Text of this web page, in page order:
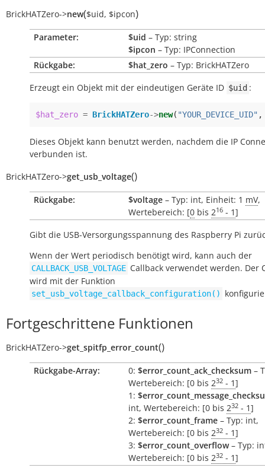
BrickHATZero->new($uid, $ipcon)
Parameter: $uid – Typ: string
$ipcon – Typ: IPConnection
Rückgabe:
$hat_zero – Typ: BrickHATZero
Erzeugt ein Objekt mit der eindeutigen Geräte ID $uid :
$hat_zero = BrickHATZero->new( "YOUR_DEVICE_UID" ,
Dieses Objekt kann benutzt werden, nachdem die IP
verbunden ist.
BrickHATZero->get_usb_voltage()
Rückgabe: $voltage – Typ: int, Einheit: 1 mV,
Wertebereich: [0 bis 216 - 1]
Gibt die USB-Versorgungsspannung des Raspberry Pi
Wenn der Wert periodisch benötigt wird, kann auch der
CALLBACK_USB_VOLTAGE Callback verwendet werden. Der
wird mit der Funktion
set_usb_voltage_callback_configuration()
Fortgeschrittene Funktionen
BrickHATZero->get_spitfp_error_count()
Rückgabe-Array: 0: $error_count_ack_checksum –
Wertebereich: [0 bis 232 - 1]
1:
int, Wertebereich: [0 bis 232 - 1]
2: $error_count_frame – Typ: int,
Wertebereich: [0 bis 232 - 1]
3: $error_count_overflow– Typ:
Wertebereich: [0 bis 232 - 1]